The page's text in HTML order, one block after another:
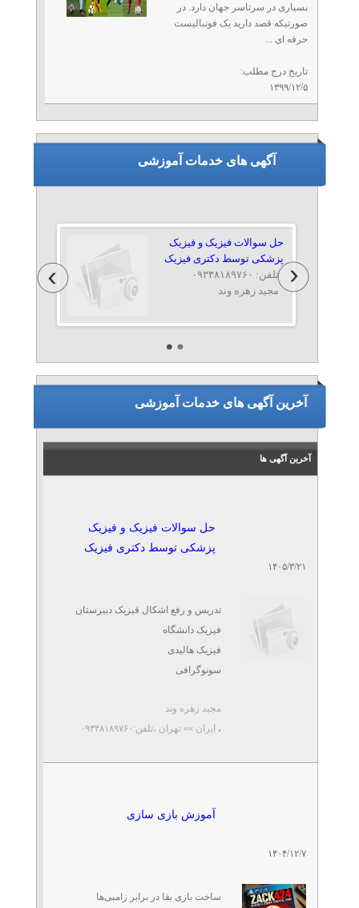
بسیاری در سرتاسر جهان دارد. در
صورتیکه قصد دارید یک فوتبالیست
حرفه ای ...
تاریخ درج مطلب:
۱۳۹۹/۱۲/۵
آگهی های خدمات آموزشی
حل سوالات فیزیک و فیزیک
پزشکی توسط دکتری فیزیک
مجید زهره وند
تلفن: ۰۹۳۳۸۱۸۹۷۶۰
تلفن: ۰۹۳۵۴۹۸۲۳۳۰
آخرین آگهی های خدمات آموزشی
آخرین آگهی ها
۱۴۰۵/۳/۲۱
حل سوالات فیزیک و فیزیک
پزشکی توسط دکتری فیزیک
تدریس و رفع اشکال قیزیک دبیرستان
فیزیک دانشگاه
فیزیک هالیدی
سونوگرافی
رادیولوژی دندان
ام آر آی
فیزیک هالیدی
مجید زهره وند
، ایران »» تهران ،تلفن:۰۹۳۳۸۱۸۹۷۶۰
۱۴۰۴/۱۲/۷
آموزش بازی سازی
ساخت بازی‌ بقا در برابر زامبی‌ها